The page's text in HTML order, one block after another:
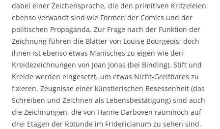
dabei einer Zeichensprache, die den primitiven Kritzeleien
ebenso verwandt sind wie Formen der Comics und der
politischen Propaganda. Zur Frage nach der Funktion der
Zeichnung führen die Blätter von Louise Bourgeois; doch
ihnen ist ebenso etwas Manisches zu eigen wie den
Kreidezeichnungen von Joan Jonas (bei Binding). Stift und
Kreide werden eingesetzt, um etwas Nicht-Greifbares zu
fixieren. Zeugnisse einer künstlerischen Besessenheit (das
Schreiben und Zeichnen als Lebensbestätigung) sind auch
die Zeichnungen, die von Hanne Darboven raumhoch auf
drei Etagen der Rotunde im Fridericianum zu sehen sind.